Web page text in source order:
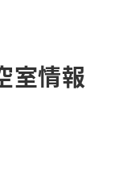
情報